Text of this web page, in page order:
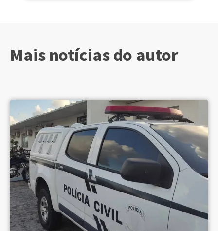
Mais notícias do autor